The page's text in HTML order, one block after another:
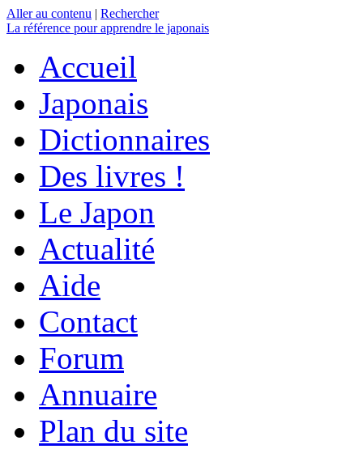
Aller au contenu | Rechercher
La référence pour apprendre le japonais
Accueil
Japonais
Dictionnaires
Des livres !
Le Japon
Actualité
Aide
Contact
Forum
Annuaire
Plan du site